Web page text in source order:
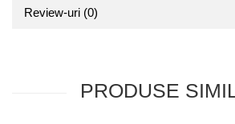
Review-uri (0)
PRODUSE